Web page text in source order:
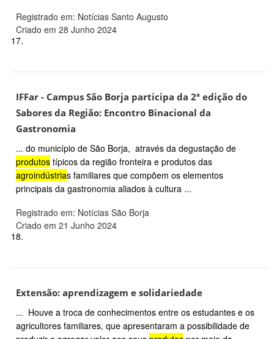
Registrado em: Notícias Santo Augusto
Criado em 28 Junho 2024
17.
IFFar - Campus São Borja participa da 2ª edição do
Sabores da Região: Encontro Binacional da
Gastronomia
... do município de São Borja, através da degustação de
produtos típicos da região fronteira e produtos das
agroindústrias familiares que compõem os elementos
principais da gastronomia aliados à cultura ...
Registrado em: Notícias São Borja
Criado em 21 Junho 2024
18.
Extensão: aprendizagem e solidariedade
... Houve a troca de conhecimentos entre os estudantes e os
agricultores familiares, que apresentaram a possibilidade de